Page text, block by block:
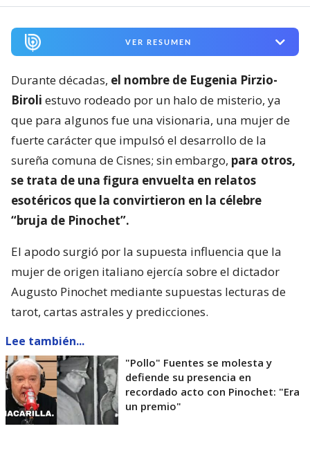
VER RESUMEN
Durante décadas, el nombre de Eugenia Pirzio-
Biroli estuvo rodeado por un halo de misterio, ya
que para algunos fue una visionaria, una mujer de
fuerte carácter que impulsó el desarrollo de la
sureña comuna de Cisnes; sin embargo, para otros,
se trata de una figura envuelta en relatos
esotéricos que la convirtieron en la célebre
“bruja de Pinochet”.
El apodo surgió por la supuesta influencia que la
mujer de origen italiano ejercía sobre el dictador
Augusto Pinochet mediante supuestas lecturas de
tarot, cartas astrales y predicciones.
Lee también...
"Pollo" Fuentes se molesta y
defiende su presencia en
recordado acto con Pinochet: "Era
un premio"